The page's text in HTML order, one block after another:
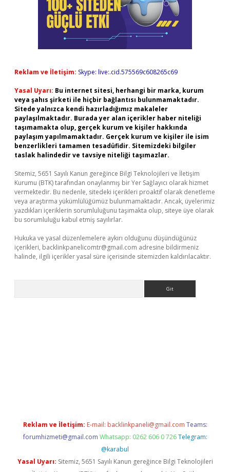
Reklam ve İletişim: Skype: live:.cid.575569c608265c69
Yasal Uyarı: Bu internet sitesi, herhangi bir marka, kurum
veya şahıs şirketi ile hiçbir bağlantısı bulunmamaktadır.
Sitede yalnızca kendi hazırladığımız makaleler
paylaşılmaktadır. Burada yer alan içerikler haber niteliği
taşımamakta olup, gerçek kurum ve kişiler hakkında
paylaşım yapılmamaktadır. Gerçek kurum ve kişiler ile isim
benzerlikleri tamamen tesadüfidir. Sitemizdeki bilgiler
taslak halindedir ve tavsiye niteliği taşımazlar.
Sitemiz, 5651 Sayılı Kanun gereğince Bilgi Teknolojileri ve İletişim
Kurumu (BTK) tarafından onaylanmış bir Yer Sağlayıcı olarak hizmet
vermektedir. Bu nedenle, sitedeki içerikleri proaktif olarak denetleme
veya araştırma yükümlülüğümüz bulunmamaktadır. Ancak, üyelerimiz
yazdıkları içeriklerin sorumluluğunu taşımakta olup, siteye üye olarak
bu sorumluluğu kabul etmiş sayılırlar.
Hukuka ve yasal düzenlemelere aykırı olduğunu düşündüğünüz
içerikleri, backlinkpanelicomtr@gmail.com adresine bildirmeniz
halinde, ilgili içerikler yasal süre içerisinde sitemizden kaldırılacaktır.
Reklam ve İletişim: E-mail: backlinkpaneli@gmail.com Teams:
forumhizmeti@gmail.com Whatsapp: 0262 606 0 726 Telegram:
@karabul
Yasal Uyarı: Sitemiz, 5651 Sayılı Kanun gereğince Bilgi Teknolojileri